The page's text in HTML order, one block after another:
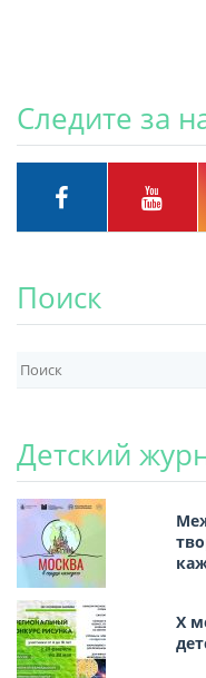
Следите за
Поиск
Детский
Х